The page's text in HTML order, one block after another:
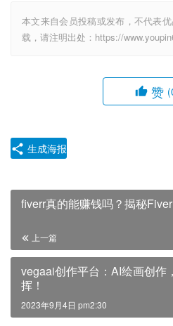
本文来自会员投稿或发布，不代表
载，请注明出处：https://
赞
生成海报
fiverr真的能赚钱吗？揭秘
上一篇
vegaai创作平台：AI绘画创作
挥！
2023年9月4日 pm2:30